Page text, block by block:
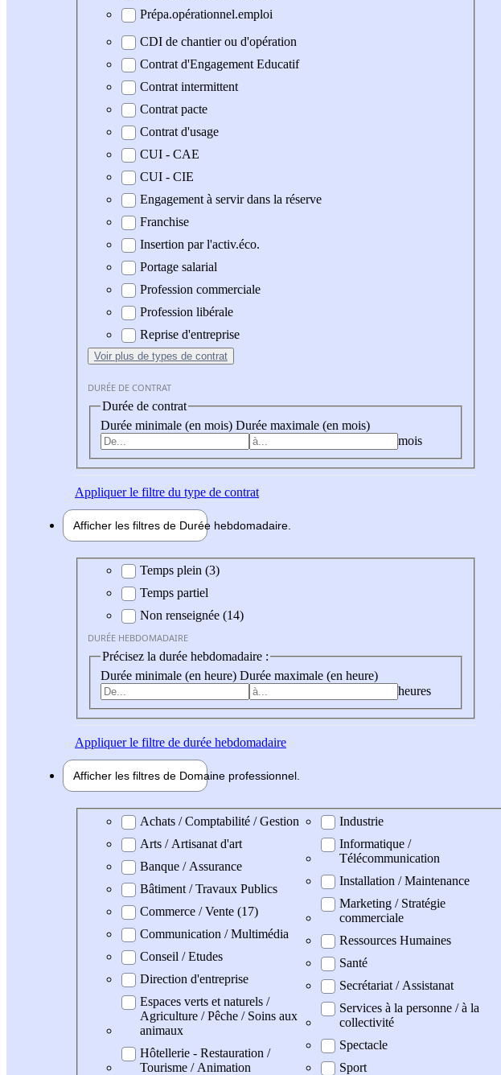
Prépa.opérationnel.emploi
CDI de chantier ou d'opération
Contrat d'Engagement Educatif
Contrat intermittent
Contrat pacte
Contrat d'usage
CUI - CAE
CUI - CIE
Engagement à servir dans la réserve
Franchise
Insertion par l'activ.éco.
Portage salarial
Profession commerciale
Profession libérale
Reprise d'entreprise
Voir plus de types de contrat
DURÉE DE CONTRAT
Durée de contrat
Durée minimale (en mois) Durée maximale (en mois)
mois
Appliquerle filtre du type de contrat
Afficher les filtres de Durée hebdomadaire
Durée hebdomadaire
Temps plein (3)
Temps partiel
Non renseignée (14)
DURÉE HEBDOMADAIRE
Précisez la durée hebdomadaire :
Durée minimale (en heure) Durée maximale (en heure)
heures
Appliquerle filtre de durée hebdomadaire
Afficher les filtres de Domaine professionnel
Domaine professionel
Achats / Comptabilité / Gestion
Arts / Artisanat d'art
Banque / Assurance
Bâtiment / Travaux Publics
Commerce / Vente (17)
Communication / Multimédia
Conseil / Etudes
Direction d'entreprise
Espaces verts et naturels /
Agriculture / Pêche / Soins aux
animaux
Hôtellerie - Restauration /
Tourisme / Animation
Industrie
Informatique /
Télécommunication
Installation / Maintenance
Marketing / Stratégie
commerciale
Ressources Humaines
Santé
Secrétariat / Assistanat
Services à la personne / à la
collectivité
Spectacle
Sport